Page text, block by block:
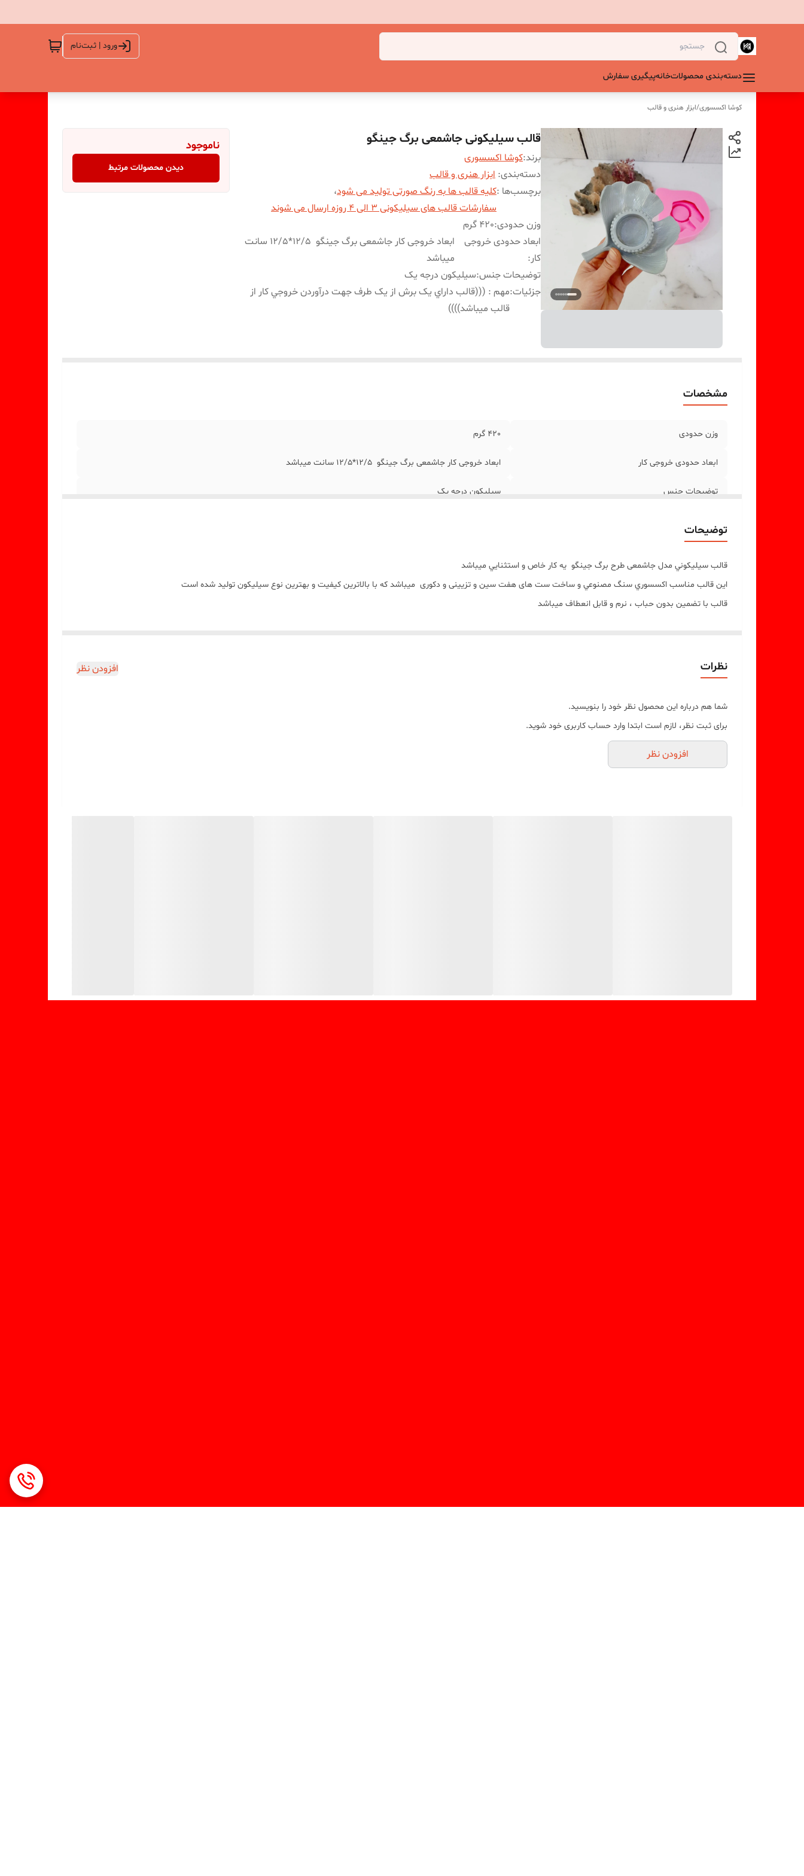
ورود | ثبت‌نام
دسته‌بندی محصولاتخانهپیگیری سفارش
کوشا اکسسوری/ابزار هنری و قالب
قالب سیلیکونی جاشمعی برگ جینگو
برند:کوشا اکسسوری
دسته‌بندی: ابزار هنری و قالب
برچسب‌ها :کلیه قالب ها به رنگ صورتی تولید می شود،
سفارشات قالب های سیلیکونی 3 الی 4 روزه ارسال می شوند
وزن حدودی:420 گرم
ابعاد حدودی خروجی
کار:
ابعاد خروجی کار جاشمعی برگ جینگو 12/5*12/5 سانت
میباشد
توضیحات جنس:سیلیکون درجه یک
جزئیات:مهم : (((قالب داراي يک برش از يک طرف جهت درآوردن خروجي کار از
قالب ميباشد))))
ناموجود
دیدن محصولات مرتبط
مشخصات
وزن حدودی 420 گرم
ابعاد حدودی خروجی کار ابعاد خروجی کار جاشمعی برگ جینگو 12/5*12/5 سانت میباشد
توضیحات جنس سیلیکون درجه یک
توضیحات
قالب سيليکوني مدل جاشمعی طرح برگ جینگو يه کار خاص و استثنايي ميباشد
اين قالب مناسب اکسسوري سنگ مصنوعي و ساخت ست های هفت سین و تزیینی و دکوری ميباشد که با بالاترين کيفيت و بهترين نوع سيليکون توليد شده است
قالب با تضمين بدون حباب ، نرم و قابل انعطاف ميباشد
نظرات افزودن نظر
شما هم درباره این محصول نظر خود را بنویسید.
برای ثبت نظر، لازم است ابتدا وارد حساب کاربری خود شوید.
افزودن نظر